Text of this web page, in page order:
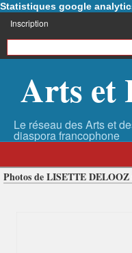
Statistiques google
Inscription
Arts et
Photos de LISETTE DELOOZ